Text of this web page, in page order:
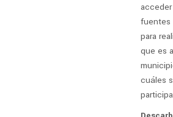
fuentes
para
que es
cuáles